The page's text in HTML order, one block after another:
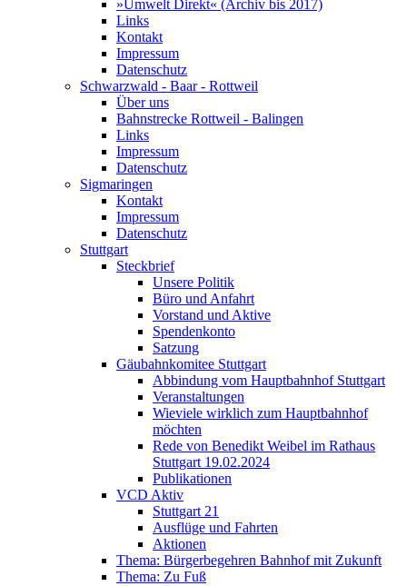
»Umwelt Direkt« (Archiv bis 2017)
Links
Kontakt
Impressum
Datenschutz
Schwarzwald - Baar - Rottweil
Über uns
Bahnstrecke Rottweil - Balingen
Links
Impressum
Datenschutz
Sigmaringen
Kontakt
Impressum
Datenschutz
Stuttgart
Steckbrief
Unsere Politik
Büro und Anfahrt
Vorstand und Aktive
Spendenkonto
Satzung
Gäubahnkomitee Stuttgart
Abbindung vom Hauptbahnhof Stuttgart
Veranstaltungen
Wieviele wirklich zum Hauptbahnhof
möchten
Rede von Benedikt Weibel im Rathaus
Stuttgart 19.02.2024
Publikationen
VCD Aktiv
Stuttgart 21
Ausflüge und Fahrten
Aktionen
Thema: Bürgerbegehren Bahnhof mit Zukunft
Thema: Zu Fuß